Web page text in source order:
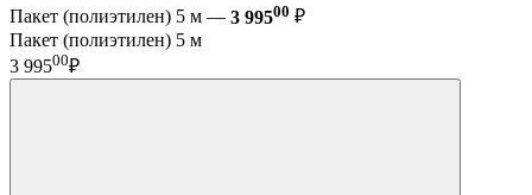
Пакет (полиэтилен) 5 м — 3 99500 ₽
Пакет (полиэтилен) 5 м
3 99500₽